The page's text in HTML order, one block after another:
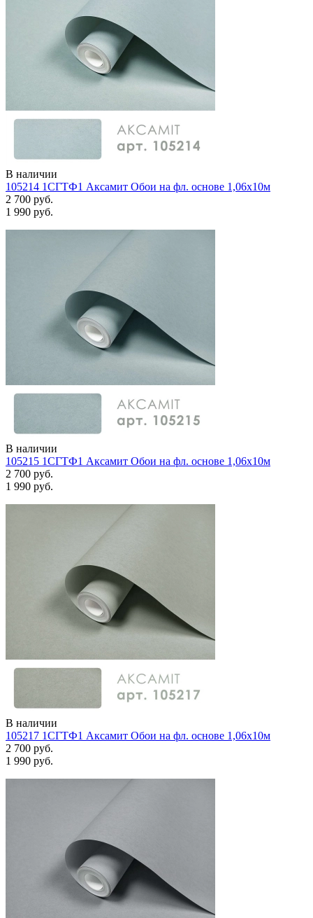
В наличии
105214 1СГТФ1 Аксамит Обои на фл. основе 1,06х10м
2 700 руб.
1 990 руб.
В наличии
105215 1СГТФ1 Аксамит Обои на фл. основе 1,06х10м
2 700 руб.
1 990 руб.
В наличии
105217 1СГТФ1 Аксамит Обои на фл. основе 1,06х10м
2 700 руб.
1 990 руб.